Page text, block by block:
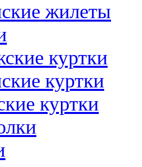
жилеты
куртки
куртки
куртки